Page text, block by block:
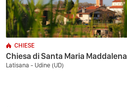
CHIESE
Chiesa di Santa Maria Maddalena
Latisana - Udine (UD)